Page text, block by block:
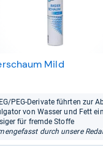
Mild
PEG-Derivate führten zur
von Wasser und Fett
für fremde Stoffe
durch unsere